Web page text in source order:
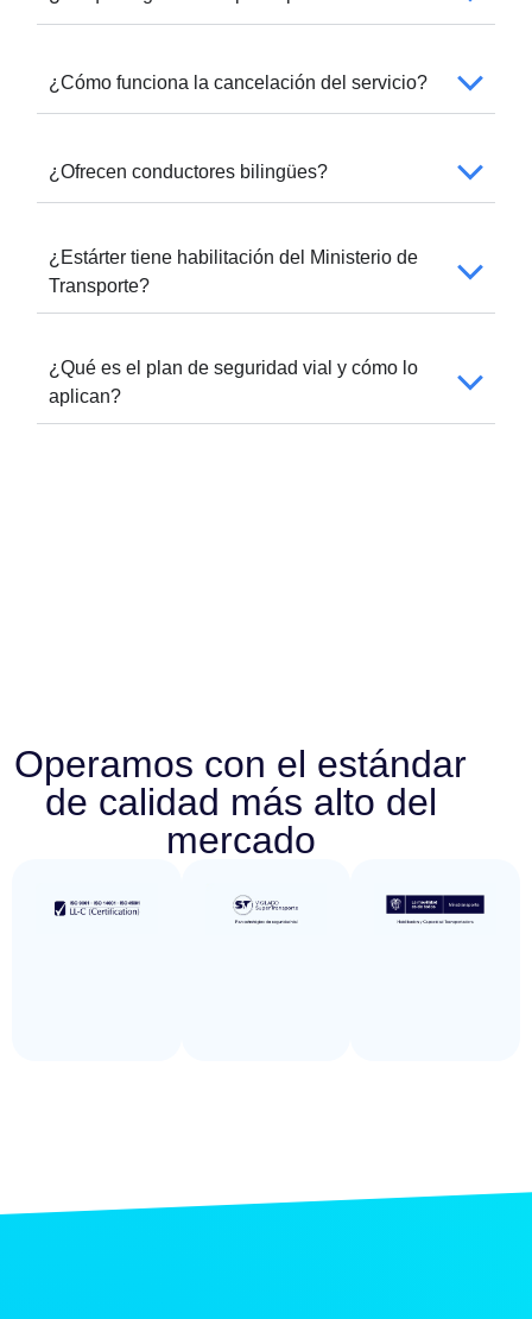
¿Cómo funciona la cancelación del servicio?
¿Ofrecen conductores bilingües?
¿Estárter tiene habilitación del Ministerio de
Transporte?
¿Qué es el plan de seguridad vial y cómo lo
aplican?
Operamos con el estándar
de calidad más alto del
mercado